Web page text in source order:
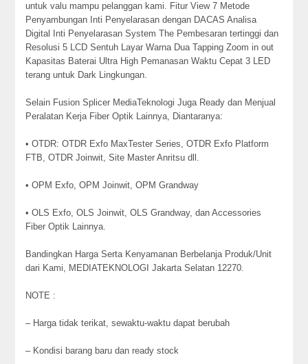
untuk valu mampu pelanggan kami. Fitur View 7 Metode
Penyambungan Inti Penyelarasan dengan DACAS Analisa
Digital Inti Penyelarasan System The Pembesaran tertinggi dan
Resolusi 5 LCD Sentuh Layar Warna Dua Tapping Zoom in out
Kapasitas Baterai Ultra High Pemanasan Waktu Cepat 3 LED
terang untuk Dark Lingkungan.
Selain Fusion Splicer MediaTeknologi Juga Ready dan Menjual
Peralatan Kerja Fiber Optik Lainnya, Diantaranya:
• OTDR: OTDR Exfo MaxTester Series, OTDR Exfo Platform
FTB, OTDR Joinwit, Site Master Anritsu dll.
• OPM Exfo, OPM Joinwit, OPM Grandway
• OLS Exfo, OLS Joinwit, OLS Grandway, dan Accessories
Fiber Optik Lainnya.
Bandingkan Harga Serta Kenyamanan Berbelanja Produk/Unit
dari Kami, MEDIATEKNOLOGI Jakarta Selatan 12270.
NOTE :
– Harga tidak terikat, sewaktu-waktu dapat berubah
– Kondisi barang baru dan ready stock